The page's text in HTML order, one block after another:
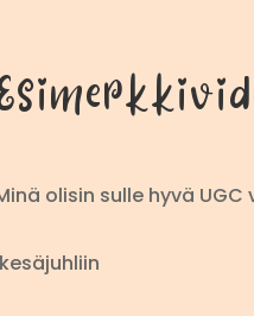
olisin sulle hyvä UGC